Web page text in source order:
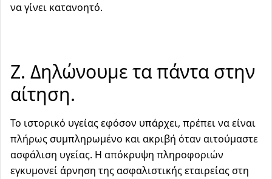
να γίνει κατανοητό.
Ζ. Δηλώνουμε τα πάντα στην
αίτηση.
Το ιστορικό υγείας εφόσον υπάρχει, πρέπει να είναι
πλήρως συμπληρωμένο και ακριβή όταν αιτούμαστε
ασφάλιση υγείας. Η απόκρυψη πληροφοριών
εγκυμονεί άρνηση της ασφαλιστικής εταιρείας στη